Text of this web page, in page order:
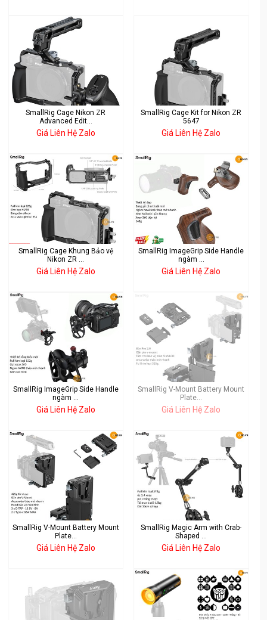
SmallRig Cage Nikon ZR
Advanced Edit...
Giá Liên Hệ Zalo
SmallRig Cage Kit for Nikon ZR
5647
Giá Liên Hệ Zalo
SmallRig Cage Khung Bảo vệ
Nikon ZR ...
Giá Liên Hệ Zalo
SmallRig ImageGrip Side Handle
ngàm ...
Giá Liên Hệ Zalo
SmallRig ImageGrip Side Handle
ngàm ...
Giá Liên Hệ Zalo
SmallRig V-Mount Battery Mount
Plate...
Giá Liên Hệ Zalo
SmallRig V-Mount Battery Mount
Plate...
Giá Liên Hệ Zalo
SmallRig Magic Arm with Crab-
Shaped ...
Giá Liên Hệ Zalo